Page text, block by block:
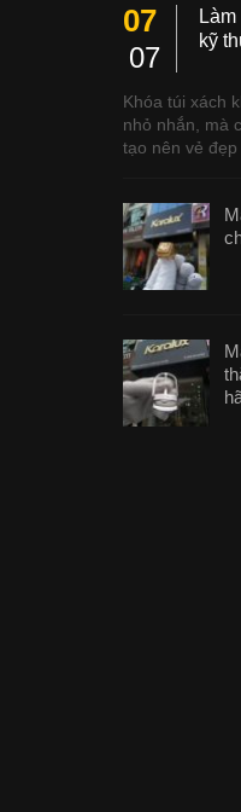
07
07
kỹ
Khóa túi xách
nhỏ nhắn, mà
tạo nên vẻ